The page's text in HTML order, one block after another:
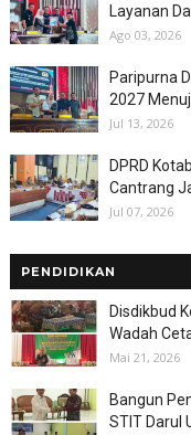
Layanan
Ago 03, 2026
Paripurna
2027
Jul 13, 2026
DPRD
Cantrang
Jul 07, 2026
PENDIDIKAN
Disdikbud
Wadah
Mai 21, 2026
Bangun
STIT Darul